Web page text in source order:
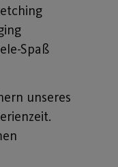
Spaß
unseres